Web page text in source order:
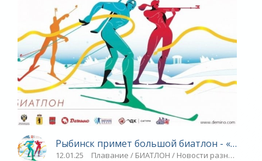
Рыбинск примет большой биатлон -
12.01.25 Плавание / БИАТЛОН / Новости разное /